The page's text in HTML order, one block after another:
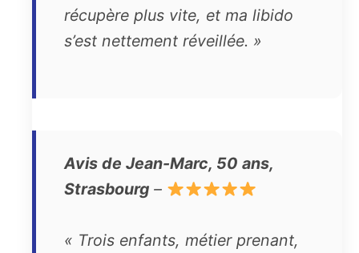
récupère plus vite, et ma libido
s’est nettement réveillée. »
Avis de Jean-Marc, 50 ans,
Strasbourg –
« Trois enfants, métier prenant,